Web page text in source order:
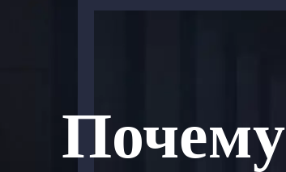
Почему